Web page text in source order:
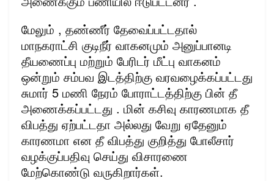
மேலும் , தண்ணீர் தேவைப்பட்டதால்
மாநகராட்சி குடிநீர் வாகனமும் அனுப்பானடி
தீயணைப்பு மற்றும் பேரிடர் மீட்பு வாகனம்
ஒன்றும் சம்பவ இடத்திற்கு வரவழைக்கப்பட்டது
சுமார் 5 மணி நேரம் போராட்டத்திற்கு பின் தீ
அணைக்கப்பட்டது . மின் கசிவு காரணமாக தீ
விபத்து ஏற்பட்டதா அல்லது வேறு ஏதேனும்
காரணமா என தீ விபத்து குறித்து போலீசார்
வழக்குப்பதிவு செய்து விசாரணை
மேற்கொண்டு வருகிறார்கள்.